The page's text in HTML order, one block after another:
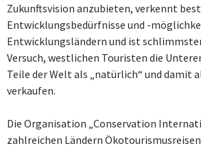
Zukunftsvision anzubieten, verkennt
Entwicklungsbedürfnisse und -
Entwicklungsländern und ist
Versuch, westlichen Touristen die
Teile der Welt als „natürlich“ und damit
verkaufen.
Die Organisation „Conservation
zahlreichen Ländern